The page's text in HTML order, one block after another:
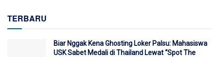
TERBARU
Biar Nggak Kena Ghosting Loker Palsu: Mahasiswa
USK Sabet Medali di Thailand Lewat “Spot The